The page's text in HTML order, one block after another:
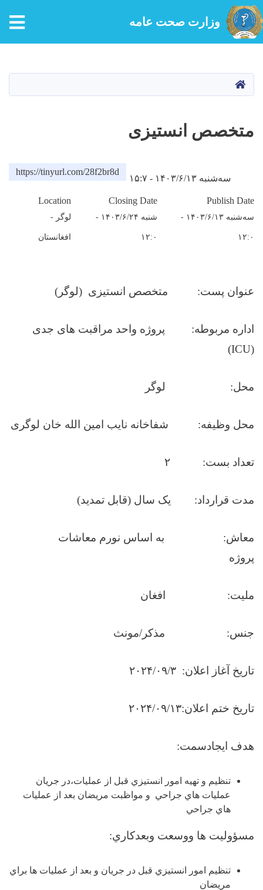
content
وزارت صحت عامه
HOME
متخصص انستیزی
سه‌شنبه ۱۴۰۳/۶/۱۳ - ۱۵:۷
https://tinyurl.com/28f2br8d
Publish Date
سه‌شنبه ۱۴۰۳/۶/۱۳ -
۱۲:۰
Closing Date
شنبه ۱۴۰۳/۶/۲۴ -
۱۲:۰
Location
لوگر -
افغانستان
عنوان پست: متخصص انستیزی (لوگر)
اداره مربوطه: پروژه واحد مراقبت های جدی
(ICU)
محل: لوگر
محل وظیفه: شفاخانه نایب امین الله خان لوگری
تعداد بست: ۲
مدت قرارداد: یک سال (قابل تمدید)
معاش: به اساس نورم معاشات
پروژه
ملیت: افغان
جنس: مذکر/مونث
تاریخ آغاز اعلان: ۲۰۲۴/۰۹/۳
تاریخ ختم اعلان:۲۰۲۴/۰۹/۱۳
هدف ايجادسمت:
تنظيم و تهيه امور انستيزي قبل از عمليات،در جريان
عمليات هاي جراحي و مواظبت مريضان بعد از عمليات
هاي جراحي
مسؤوليت ها ووسعت وبعدکاري:
تنظيم امور انستيزي قبل در جريان و بعد از عمليات ها براي
مريضان